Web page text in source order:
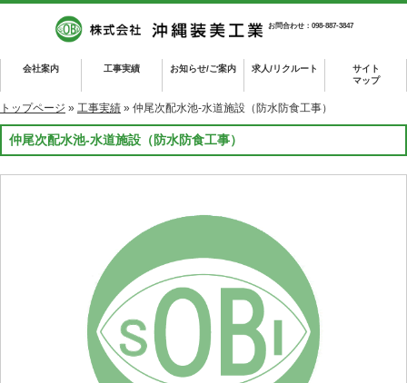
お問合わせ：098-887-3847
会社案内 工事実績 お知らせ/ご案内 求人/リクルート
サイト
マップ
トップページ » 工事実績 » 仲尾次配水池-水道施設（防水防食工事）
仲尾次配水池-水道施設（防水防食工事）